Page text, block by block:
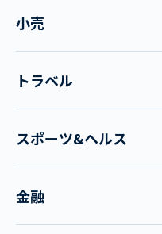
小売
トラベル
スポーツ&ヘルス
金融